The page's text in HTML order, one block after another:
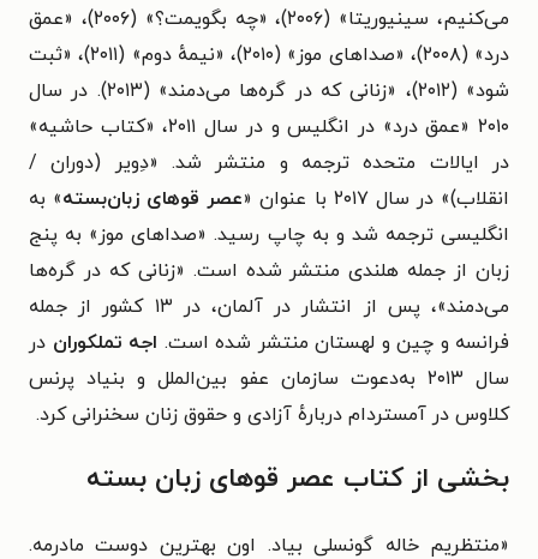
می‌کنیم، سینیوریتا» (۲۰۰۶)، «چه بگویمت؟» (۲۰۰۶)، «عمق
درد» (۲۰۰۸)، «صداهای موز» (۲۰۱۰)، «نیمهٔ دوم» (۲۰۱۱)، «ثبت
شود» (۲۰۱۲)، «زنانی که در گره‌ها می‌دمند» (۲۰۱۳). در سال
۲۰۱۰ «عمق درد» در انگلیس و در سال ۲۰۱۱، «کتاب حاشیه»
در ایالات متحده ترجمه و منتشر شد. «دِویر (دوران /
انقلاب)» در سال ۲۰۱۷ با عنوان «
عصر قوهای زبان‌بسته» به
انگلیسی ترجمه شد و به چاپ رسید. «صداهای موز» به پنج
زبان از جمله هلندی منتشر شده است. «زنانی که در گره‌ها
می‌دمند»، پس از انتشار در آلمان، در ۱۳ کشور از جمله
فرانسه و چین و لهستان منتشر شده است. اجه تملکوران در
سال ۲۰۱۳ به‌دعوت سازمان عفو بین‌الملل و بنیاد پرنس
کلاوس در آمستردام دربارهٔ آزادی و حقوق زنان سخنرانی کرد.
بخشی از کتاب عصر قوهای زبان بسته
«منتظریم خاله گونسلی بیاد. اون بهترین دوست مادرمه.